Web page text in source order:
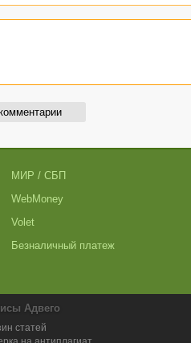
МИР / СБП
WebMoney
Volet
Безналичный платеж
Адвего
статей